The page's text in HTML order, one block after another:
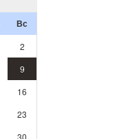
Вс
2
9
16
23
30